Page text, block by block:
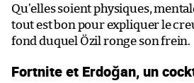
Qu’elles soient physiques,
tout est bon pour expliquer le
fond duquel Özil ronge son frein.
Fortnite et Erdoğan, un